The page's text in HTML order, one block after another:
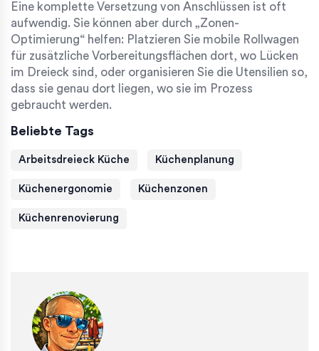
Eine komplette Versetzung von Anschlüssen ist oft
aufwendig. Sie können aber durch „Zonen-
Optimierung“ helfen: Platzieren Sie mobile Rollwagen
für zusätzliche Vorbereitungsflächen dort, wo Lücken
im Dreieck sind, oder organisieren Sie die Utensilien so,
dass sie genau dort liegen, wo sie im Prozess
gebraucht werden.
Beliebte Tags
Arbeitsdreieck Küche Küchenplanung
Küchenergonomie Küchenzonen
Küchenrenovierung